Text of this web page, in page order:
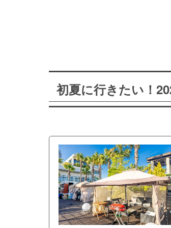
初夏に行きたい！